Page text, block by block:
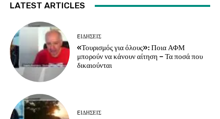
LATEST ARTICLES
EΙΔΗΣΕΙΣ
«Τουρισμός για όλους»: Ποια ΑΦΜ
μπορούν να κάνουν αίτηση – Τα ποσά που
δικαιούνται
EΙΔΗΣΕΙΣ